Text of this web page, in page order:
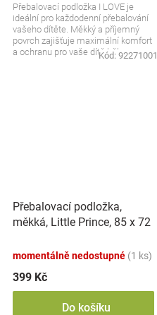
Přebalovací podložka I LOVE je
ideální pro každodenní přebalování
vašeho dítěte. Měkký a příjemný
povrch zajišťuje maximální komfort
a ochranu pro vaše dítě během
Kód: 92271001
Přebalovací podložka,
měkká, Little Prince, 85 x 72
momentálně nedostupné (1 ks)
399 Kč
Do košíku